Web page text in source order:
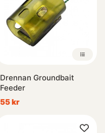
Drennan Groundbait
Feeder
55 kr